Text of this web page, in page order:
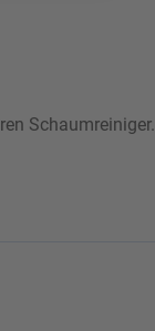
Schaumreiniger.